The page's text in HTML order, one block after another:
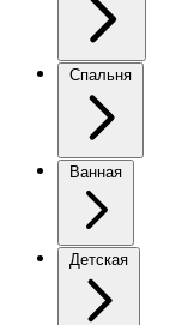
Спальня
Ванная
Детская